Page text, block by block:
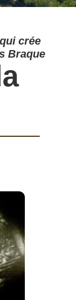
crée
Braque